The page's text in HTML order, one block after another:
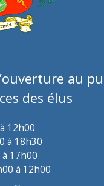
au
des élus
12h00
à 18h30
17h00
à 12h00